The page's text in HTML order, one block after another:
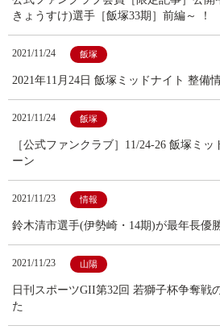
きょうすけ)選手［飯塚33期］前編～ ！
2021/11/24 飯塚
2021年11月24日 飯塚ミッドナイト 整備
2021/11/24 飯塚
［公式ファンクラブ］11/24-26 飯塚ミ
ーン
2021/11/23 情報
鈴木清市選手(伊勢崎・14期)が最年長優
2021/11/23 山陽
日刊スポーツGII第32回 若獅子杯争奪戦
た